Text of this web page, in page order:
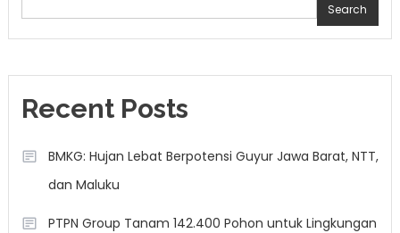
Search
Recent Posts
BMKG: Hujan Lebat Berpotensi Guyur Jawa Barat, NTT,
dan Maluku
PTPN Group Tanam 142.400 Pohon untuk Lingkungan